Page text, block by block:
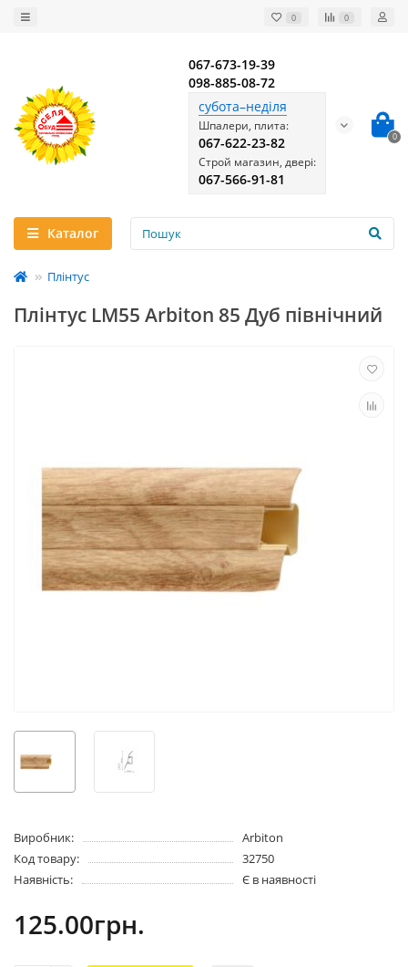
0 0
067-673-19-39
098-885-08-72
субота–неділя
Шпалери, плита:
067-622-23-82
Строй магазин, двері:
067-566-91-81
0
Каталог
Плінтус
Плінтус LM55 Arbiton 85 Дуб північний
Виробник:
Arbiton
Код товару:
32750
Наявність:
Є в наявності
125.00грн.